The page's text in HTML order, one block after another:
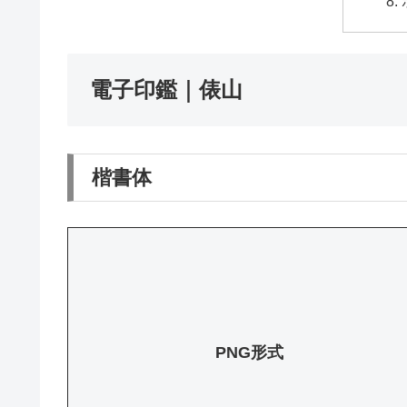
電子印鑑｜俵山
楷書体
PNG形式